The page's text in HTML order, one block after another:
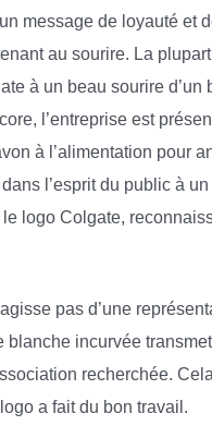
message de loyauté et
au sourire. La
à un beau sourire d’un
l’entreprise est
à l’alimentation pour
l’esprit du public à
logo Colgate,
pas d’une
blanche incurvée
recherchée.
a fait du bon travail.